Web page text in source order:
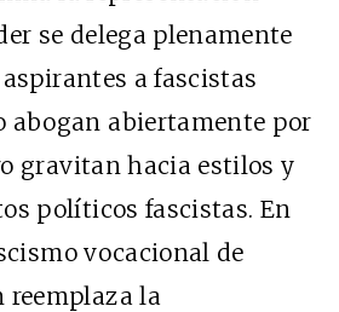
se delega plenamente
a fascistas
abogan abiertamente por
gravitan hacia estilos y
políticos fascistas. En
vocacional de
la